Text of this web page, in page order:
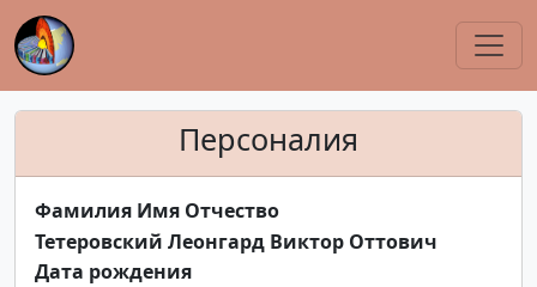
Персоналия
Фамилия Имя Отчество
Тетеровский Леонгард Виктор Оттович
Дата рождения